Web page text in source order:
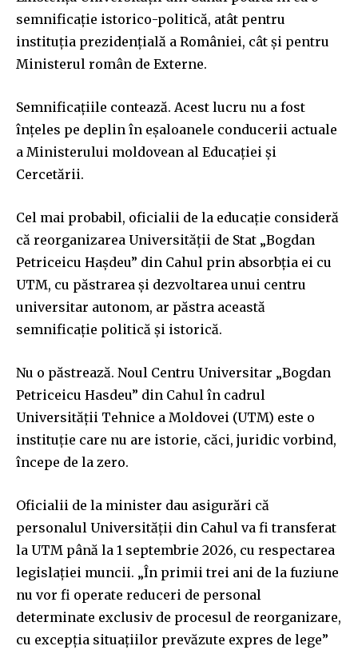
semnificație istorico-politică, atât pentru
instituția prezidențială a României, cât și pentru
Ministerul român de Externe.
Semnificațiile contează. Acest lucru nu a fost
înțeles pe deplin în eșaloanele conducerii actuale
a Ministerului moldovean al Educației și
Cercetării.
Cel mai probabil, oficialii de la educație consideră
că reorganizarea Universității de Stat „Bogdan
Petriceicu Hașdeu” din Cahul prin absorbția ei cu
UTM, cu păstrarea și dezvoltarea unui centru
universitar autonom, ar păstra această
semnificație politică și istorică.
Nu o păstrează. Noul Centru Universitar „Bogdan
Petriceicu Hasdeu” din Cahul în cadrul
Universității Tehnice a Moldovei (UTM) este o
instituție care nu are istorie, căci, juridic vorbind,
începe de la zero.
Oficialii de la minister dau asigurări că
personalul Universității din Cahul va fi transferat
la UTM până la 1 septembrie 2026, cu respectarea
legislației muncii. „În primii trei ani de la fuziune
nu vor fi operate reduceri de personal
determinate exclusiv de procesul de reorganizare,
cu excepția situațiilor prevăzute expres de lege”